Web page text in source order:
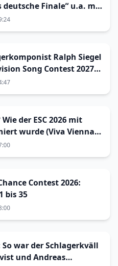
deutsche Finale“ u.a. mit
& JUU?
Ralph Siegel
Song Contest 2027
der ESC 2026 mit
wurde (Viva Vienna
Contest 2026:
bis 35
war der Schlagerkväll
und Andreas